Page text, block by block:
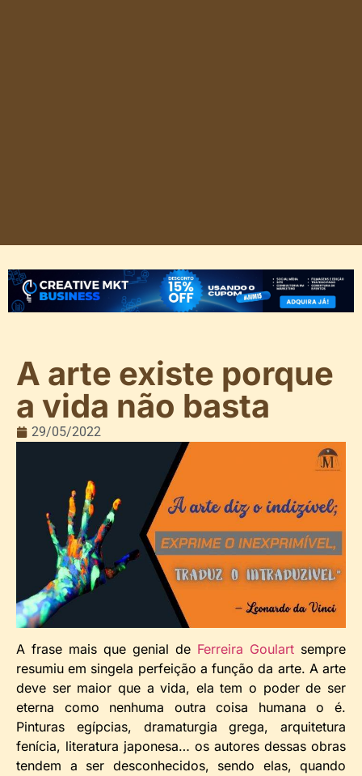
A arte existe porque
a vida não basta
29/05/2022
A frase mais que genial de Ferreira Goulart sempre
resumiu em singela perfeição a função da arte. A arte
deve ser maior que a vida, ela tem o poder de ser
eterna como nenhuma outra coisa humana o é.
Pinturas egípcias, dramaturgia grega, arquitetura
fenícia, literatura japonesa… os autores dessas obras
tendem a ser desconhecidos, sendo elas, quando